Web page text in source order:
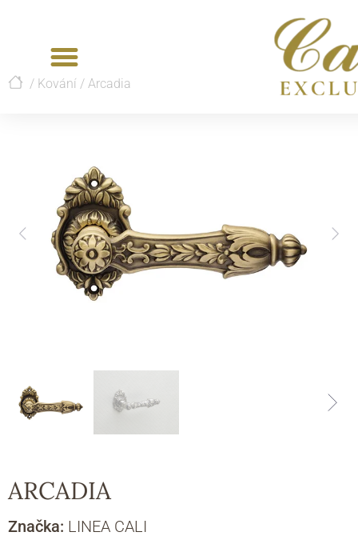
/ Kování / Arcadia
ARCADIA
Značka: LINEA CALI